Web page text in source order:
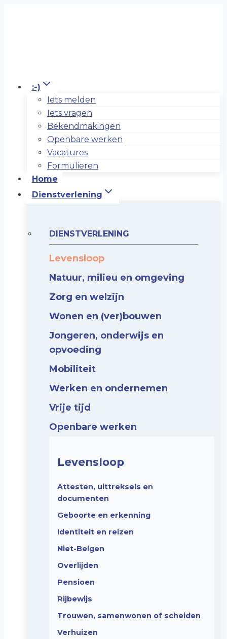
:-)
Iets melden
Iets vragen
Bekendmakingen
Openbare werken
Vacatures
Formulieren
Home
Dienstverlening
DIENSTVERLENING
Levensloop
Natuur, milieu en omgeving
Zorg en welzijn
Wonen en (ver)bouwen
Jongeren, onderwijs en
opvoeding
Mobiliteit
Werken en ondernemen
Vrije tijd
Openbare werken
Levensloop
Attesten, uittreksels en
documenten
Geboorte en erkenning
Identiteit en reizen
Niet-Belgen
Overlijden
Pensioen
Rijbewijs
Trouwen, samenwonen of scheiden
Verhuizen